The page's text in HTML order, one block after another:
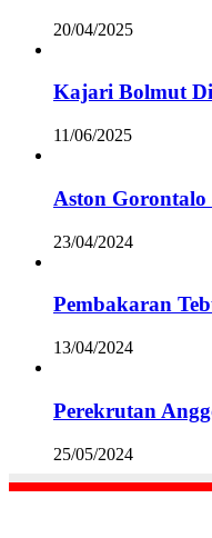
20/04/2025
Kajari Bolmut
11/06/2025
Aston
23/04/2024
Pembakaran
13/04/2024
Perekrutan
25/05/2024